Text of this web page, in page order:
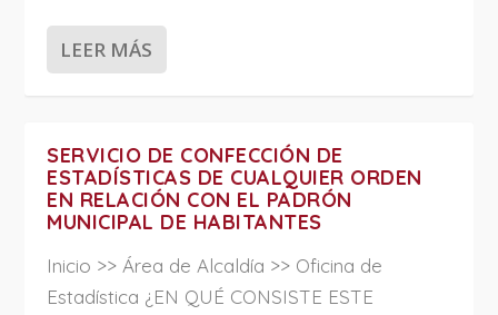
LEER MÁS
SERVICIO DE CONFECCIÓN DE
ESTADÍSTICAS DE CUALQUIER ORDEN
EN RELACIÓN CON EL PADRÓN
MUNICIPAL DE HABITANTES
Inicio >> Área de Alcaldía >> Oficina de
Estadística ¿EN QUÉ CONSISTE ESTE